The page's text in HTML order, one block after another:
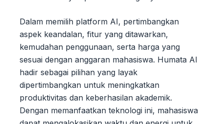
Dalam memilih platform AI, pertimbangkan
aspek keandalan, fitur yang ditawarkan,
kemudahan penggunaan, serta harga yang
sesuai dengan anggaran mahasiswa. Humata AI
hadir sebagai pilihan yang layak
dipertimbangkan untuk meningkatkan
produktivitas dan keberhasilan akademik.
Dengan memanfaatkan teknologi ini, mahasiswa